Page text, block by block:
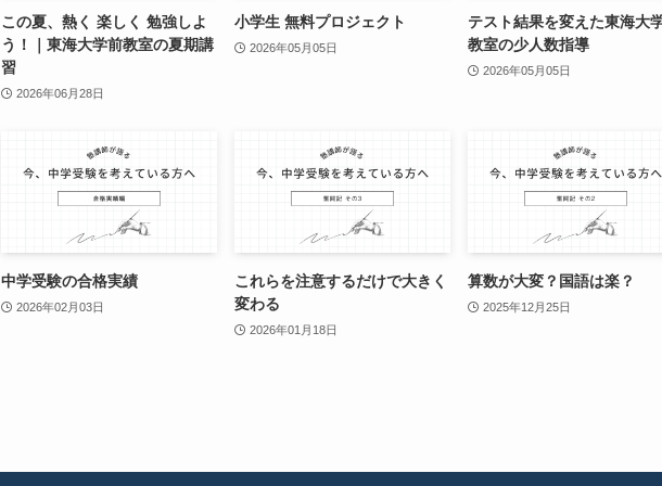
この夏、熱く 楽しく 勉強しよ
う！｜東海大学前教室の夏期講
習
2026年06月28日
小学生 無料プロジェクト
2026年05月05日
テスト結果を変えた東海大
教室の少人数指導
2026年05月05日
中学受験の合格実績
2026年02月03日
これらを注意するだけで大きく
変わる
2026年01月18日
算数が大変？国語は楽？
2025年12月25日